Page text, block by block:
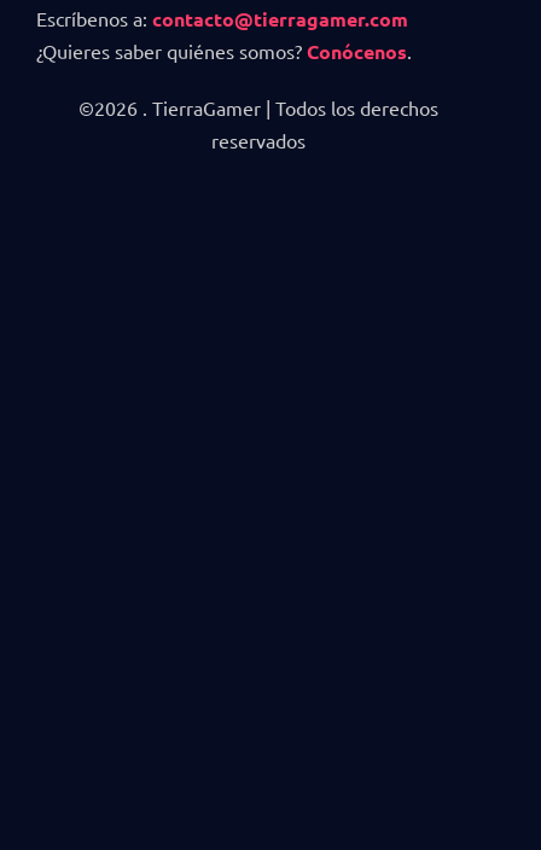
Escríbenos a: contacto@tierragamer.com
¿Quieres saber quiénes somos? Conócenos.
©2026 . TierraGamer | Todos los derechos
reservados